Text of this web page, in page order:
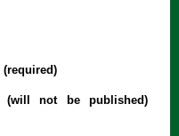
(required)
(will not be published)